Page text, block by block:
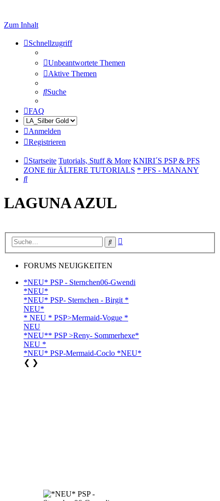
Zum Inhalt
Schnellzugriff
Unbeantwortete Themen
Aktive Themen
Suche
FAQ
Anmelden
Registrieren
Startseite Tutorials, Stuff & More KNIRI´S PSP & PFS
ZONE für ÄLTERE TUTORIALS * PFS - MANANY
Suche
LAGUNA AZUL
Suche
FORUMS NEUIGKEITEN
*NEU* PSP - Sternchen06-Gwendi
*NEU*
*NEU* PSP- Sternchen - Birgit *
NEU*
* NEU * PSP>Mermaid-Vogue *
NEU
*NEU** PSP >Reny- Sommerhexe*
NEU *
*NEU* PSP-Mermaid-Coclo *NEU*
❮ ❯